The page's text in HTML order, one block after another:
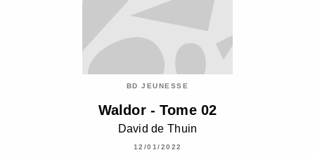
BD JEUNESSE
Waldor - Tome 02
David de Thuin
12/01/2022